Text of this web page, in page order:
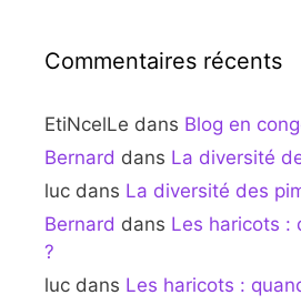
Commentaires récents
EtiNcelLe dans Blog en
Bernard dans La diversité
luc dans La diversité des
Bernard dans Les haricots :
?
luc dans Les haricots :